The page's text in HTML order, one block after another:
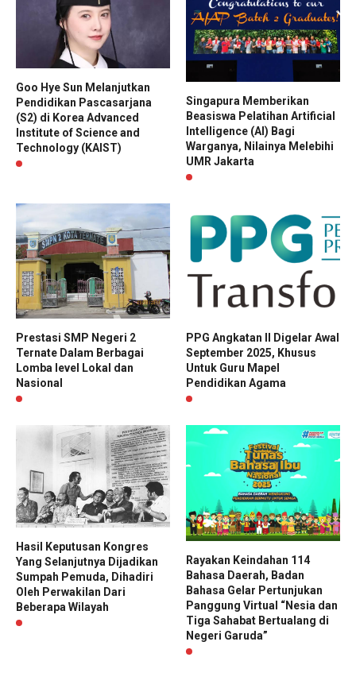
Goo Hye Sun Melanjutkan
Pendidikan Pascasarjana
(S2) di Korea Advanced
Institute of Science and
Technology (KAIST)
Singapura Memberikan
Beasiswa Pelatihan Artificial
Intelligence (AI) Bagi
Warganya, Nilainya Melebihi
UMR Jakarta
Prestasi SMP Negeri 2
Ternate Dalam Berbagai
Lomba level Lokal dan
Nasional
PPG Angkatan II Digelar Awal
September 2025, Khusus
Untuk Guru Mapel
Pendidikan Agama
Hasil Keputusan Kongres
Yang Selanjutnya Dijadikan
Sumpah Pemuda, Dihadiri
Oleh Perwakilan Dari
Beberapa Wilayah
Rayakan Keindahan 114
Bahasa Daerah, Badan
Bahasa Gelar Pertunjukan
Panggung Virtual “Nesia dan
Tiga Sahabat Bertualang di
Negeri Garuda”